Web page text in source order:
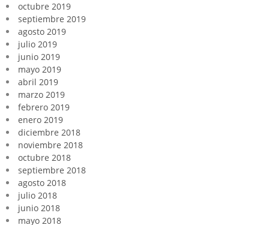
octubre 2019
septiembre 2019
agosto 2019
julio 2019
junio 2019
mayo 2019
abril 2019
marzo 2019
febrero 2019
enero 2019
diciembre 2018
noviembre 2018
octubre 2018
septiembre 2018
agosto 2018
julio 2018
junio 2018
mayo 2018